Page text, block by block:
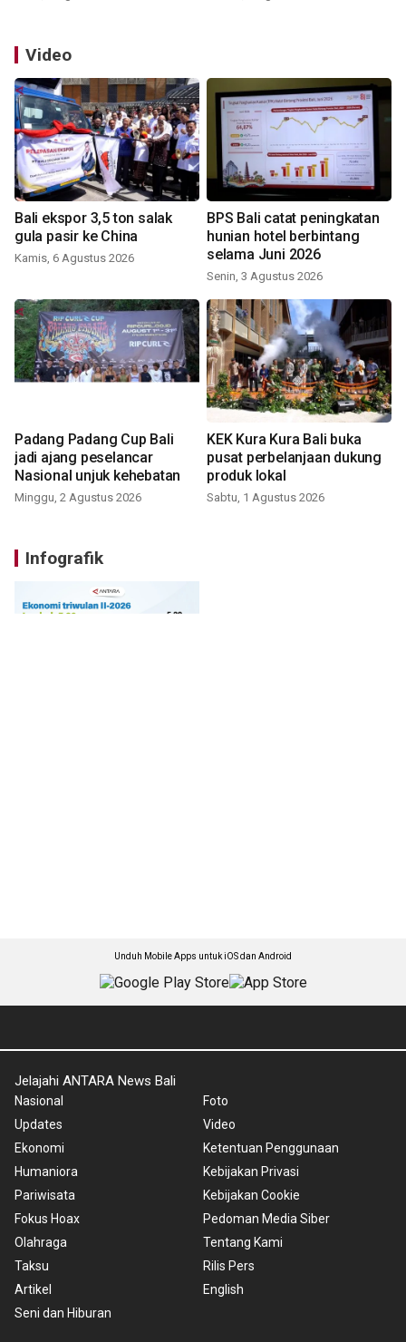
Video
Bali ekspor 3,5 ton salak
gula pasir ke China
Kamis, 6 Agustus 2026
BPS Bali catat peningkatan
hunian hotel berbintang
selama Juni 2026
Senin, 3 Agustus 2026
Padang Padang Cup Bali
jadi ajang peselancar
Nasional unjuk kehebatan
Minggu, 2 Agustus 2026
KEK Kura Kura Bali buka
pusat perbelanjaan dukung
produk lokal
Sabtu, 1 Agustus 2026
Infografik
Unduh Mobile Apps untuk iOS dan Android
Jelajahi ANTARA News Bali
Nasional
Updates
Ekonomi
Humaniora
Pariwisata
Fokus Hoax
Olahraga
Taksu
Artikel
Seni dan Hiburan
Foto
Video
Ketentuan Penggunaan
Kebijakan Privasi
Kebijakan Cookie
Pedoman Media Siber
Tentang Kami
Rilis Pers
English